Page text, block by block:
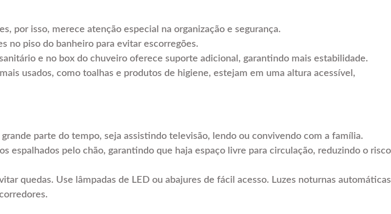
por isso, merece atenção especial na organização e segurança.
no piso do banheiro para evitar escorregões.
e no box do chuveiro oferece suporte adicional, garantindo mais estabilidade.
usados, como toalhas e produtos de higiene, estejam em uma altura acessível,
parte do tempo, seja assistindo televisão, lendo ou convivendo com a família.
espalhados pelo chão, garantindo que haja espaço livre para circulação, reduzindo o risco
quedas. Use lâmpadas de LED ou abajures de fácil acesso. Luzes noturnas automáticas